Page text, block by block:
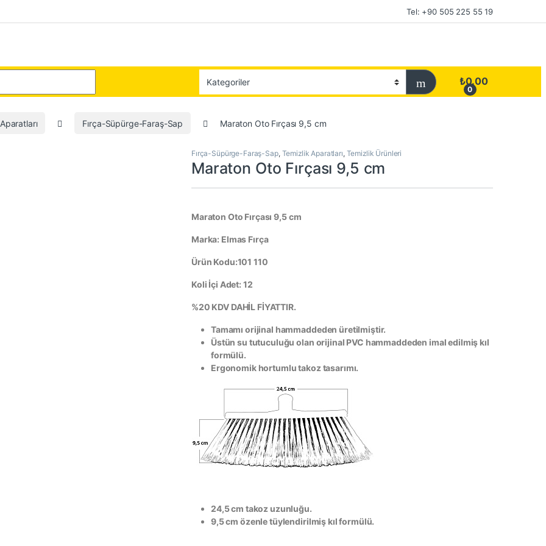
Tel: +90 505 225 55 19
0
₺0.00
Fırça-Süpürge-Faraş-Sap Maraton Oto Fırçası 9,5 cm
Fırça-Süpürge-Faraş-Sap, Temizlik Aparatları, Temizlik Ürünleri
Maraton Oto Fırçası 9,5 cm
Maraton Oto Fırçası 9,5 cm
Marka: Elmas Fırça
Ürün Kodu:101 110
Koli İçi Adet: 12
%20 KDV DAHİL FİYATTIR.
Tamamı orijinal hammaddeden üretilmiştir.
Üstün su tutuculuğu olan orijinal PVC hammaddeden imal edilmiş kıl
formülü.
Ergonomik hortumlu takoz tasarımı.
24,5 cm takoz uzunluğu.
9,5 cm özenle tüylendirilmiş kıl formülü.